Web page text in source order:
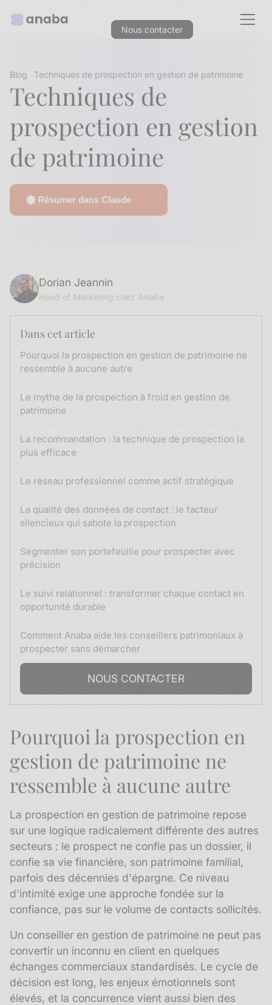
Nous contacter
Blog Techniques de prospection en gestion de patrimoine
Techniques de
prospection en gestion
de patrimoine
Résumer dans Claude
Dorian Jeannin
Head of Marketing chez Anaba
Dans cet article
Pourquoi la prospection en gestion de patrimoine ne
ressemble à aucune autre
Le mythe de la prospection à froid en gestion de
patrimoine
La recommandation : la technique de prospection la
plus efficace
Le réseau professionnel comme actif stratégique
La qualité des données de contact : le facteur
silencieux qui sabote la prospection
Segmenter son portefeuille pour prospecter avec
précision
Le suivi relationnel : transformer chaque contact en
opportunité durable
Comment Anaba aide les conseillers patrimoniaux à
prospecter sans démarcher
NOUS CONTACTER
Pourquoi la prospection en
gestion de patrimoine ne
ressemble à aucune autre
La prospection en gestion de patrimoine repose
sur une logique radicalement différente des autres
secteurs : le prospect ne confie pas un dossier, il
confie sa vie financière, son patrimoine familial,
parfois des décennies d'épargne. Ce niveau
d'intimité exige une approche fondée sur la
confiance, pas sur le volume de contacts sollicités.
Un conseiller en gestion de patrimoine ne peut pas
convertir un inconnu en client en quelques
échanges commerciaux standardisés. Le cycle de
décision est long, les enjeux émotionnels sont
élevés, et la concurrence vient aussi bien des